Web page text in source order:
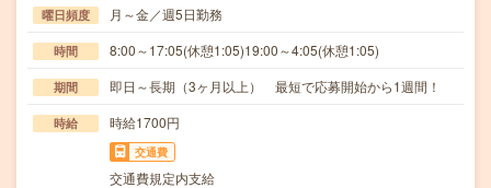
曜日頻度 月～金／週5日勤務
時間 8:00～17:05(休憩1:05)19:00～4:05(休憩1:05)
期間 即日～長期（3ヶ月以上） 最短で応募開始から1週間！
時給 時給1700円
交通費
交通費規定内支給